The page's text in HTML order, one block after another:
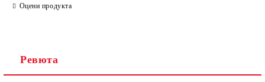
Оцени продукта
Ревюта